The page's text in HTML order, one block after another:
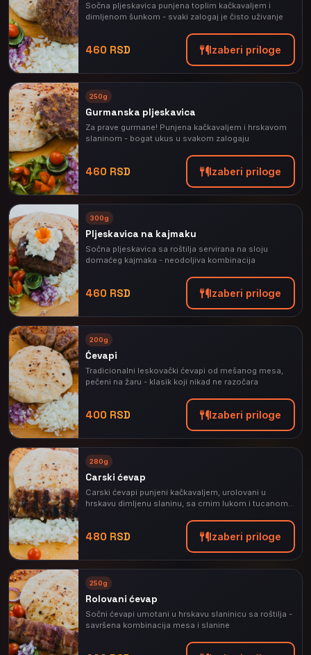
⭐
PREPORUČENO
Sočna pljeskavica punjena toplim kačkavaljem i
dimljenom šunkom - svaki zalogaj je čisto uživanje
460 RSD Izaberi priloge
⭐
PREPORUČENO
250g
Gurmanska pljeskavica
Za prave gurmane! Punjena kačkavaljem i hrskavom
slaninom - bogat ukus u svakom zalogaju
460 RSD Izaberi priloge
⭐
PREPORUČENO
300g
Pljeskavica na kajmaku
Sočna pljeskavica sa roštilja servirana na sloju
domaćeg kajmaka - neodoljiva kombinacija
460 RSD Izaberi priloge
⭐
PREPORUČENO
200g
Ćevapi
Tradicionalni leskovački ćevapi od mešanog mesa,
pečeni na žaru - klasik koji nikad ne razočara
400 RSD Izaberi priloge
⭐
PREPORUČENO
280g
Carski ćevap
Carski ćevapi punjeni kačkavaljem, urolovani u
hrskavu dimljenu slaninu, sa crnim lukom i tucanom
480 RSD Izaberi priloge
250g
Rolovani ćevap
Sočni ćevapi umotani u hrskavu slaninicu sa roštilja -
savršena kombinacija mesa i slanine